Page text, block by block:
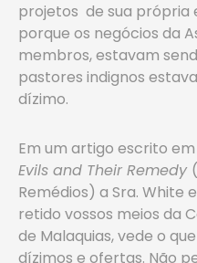
projetos de sua própria
porque os negócios da
membros, estavam
pastores indignos
dízimo.
Em um artigo escrito em
Evils and Their Remedy
Remédios) a Sra. White
retido vossos meios da
de Malaquias, vede o
dízimos e ofertas. Não